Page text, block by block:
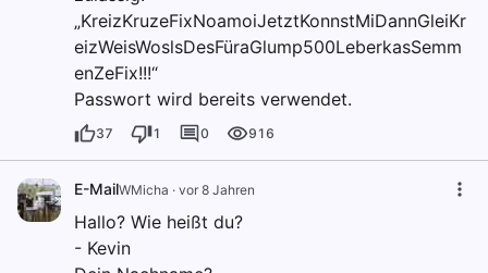
„KreizKruzeFixNoamoiJetztKonnstMiDannGleiKr
eizWeisWoslsDesFüraGlump500LeberkasSemm
enZeFix!!!“
Passwort wird bereits verwendet.
37 1 0 916
E-MailWMicha · vor 8 Jahren
Hallo? Wie heißt du?
- Kevin